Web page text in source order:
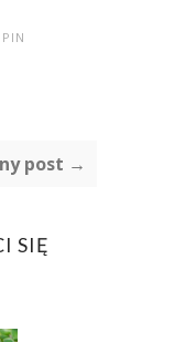
PIN
post →
SIĘ